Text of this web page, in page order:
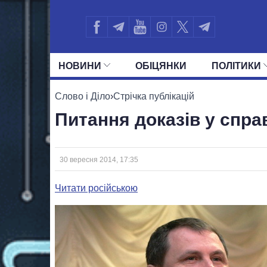
НОВИНИ ОБIЦЯНКИ ПОЛIТИКИ
УСІ ПОЛІТИКИ
Слово і Діло›Стрічка публікацій
Питання доказів у
30 вересня 2014, 17:35
Читати російською